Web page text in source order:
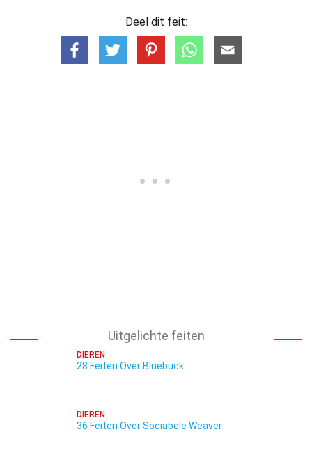
Deel dit feit:
Uitgelichte feiten
DIEREN
28 Feiten Over Bluebuck
DIEREN
36 Feiten Over Sociabele Weaver